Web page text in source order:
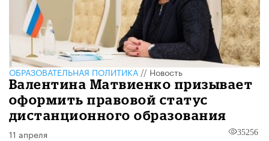
ОБРАЗОВАТЕЛЬНАЯ ПОЛИТИКА //Новость
Валентина Матвиенко призывает
оформить правовой статус
дистанционного образования
11 апреля 35256